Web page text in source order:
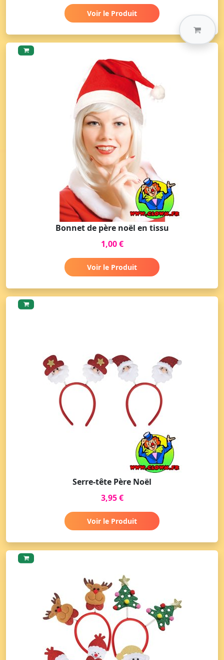
Voir le Produit
Bonnet de père noël en tissu
1,00 €
Voir le Produit
Serre-tête Père Noël
3,95 €
Voir le Produit